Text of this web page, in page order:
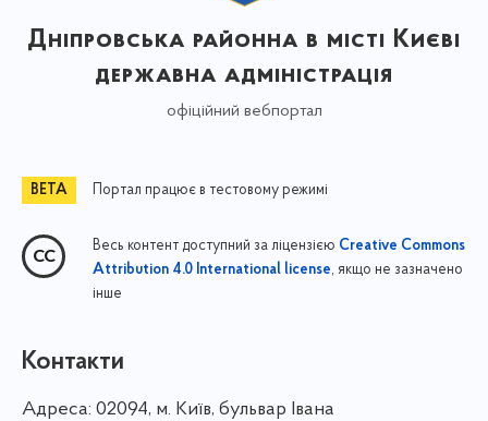
Дніпровська районна в місті Києві
державна адміністрація
офіційний вебпортал
Портал працює в тестовому режимі
Весь контент доступний за ліцензією Creative Commons
Attribution 4.0 International license, якщо не зазначено
інше
Контакти
Адреса: 02094, м. Київ, бульвар Івана